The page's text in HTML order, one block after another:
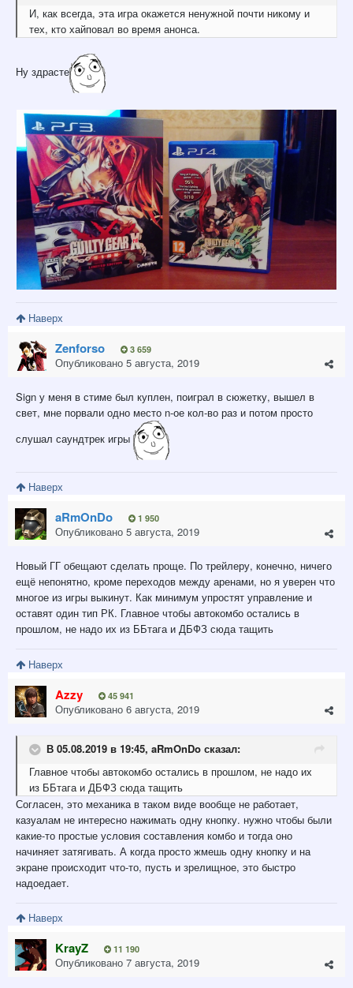
И, как всегда, эта игра окажется ненужной почти никому и
тех, кто хайповал во время анонса.
Ну здрасте
Наверх
Zenforso 3 659
Опубликовано 5 августа, 2019
Sign у меня в стиме был куплен, поиграл в сюжетку, вышел в
свет, мне порвали одно место n-ое кол-во раз и потом просто
слушал саундтрек игры
Наверх
aRmOnDo 1 950
Опубликовано 5 августа, 2019
Новый ГГ обещают сделать проще. По трейлеру, конечно, ничего
ещё непонятно, кроме переходов между аренами, но я уверен что
многое из игры выкинут. Как минимум упростят управление и
оставят один тип РК. Главное чтобы автокомбо остались в
прошлом, не надо их из ББтага и ДБФЗ сюда тащить
Наверх
Azzy 45 941
Опубликовано 6 августа, 2019
В 05.08.2019 в 19:45, aRmOnDo сказал:
Главное чтобы автокомбо остались в прошлом, не надо их
из ББтага и ДБФЗ сюда тащить
Согласен, это механика в таком виде вообще не работает,
казуалам не интересно нажимать одну кнопку. нужно чтобы были
какие-то простые условия составления комбо и тогда оно
начиняет затягивать. А когда просто жмешь одну кнопку и на
экране происходит что-то, пусть и зрелищное, это быстро
надоедает.
Наверх
KrayZ 11 190
Опубликовано 7 августа, 2019